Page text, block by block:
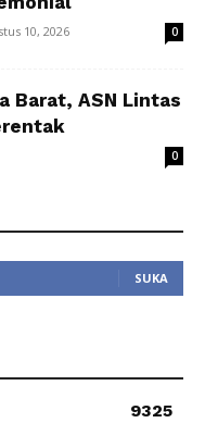
10, 2026 0
Barat, ASN Lintas
0
SUKA
9325